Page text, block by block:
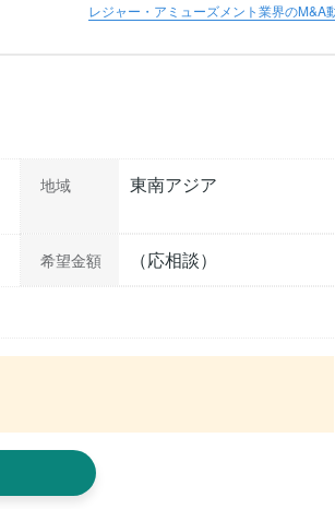
レジャー・アミューズメント業界のM&A
地域 東南アジア
希望金額 （応相談）